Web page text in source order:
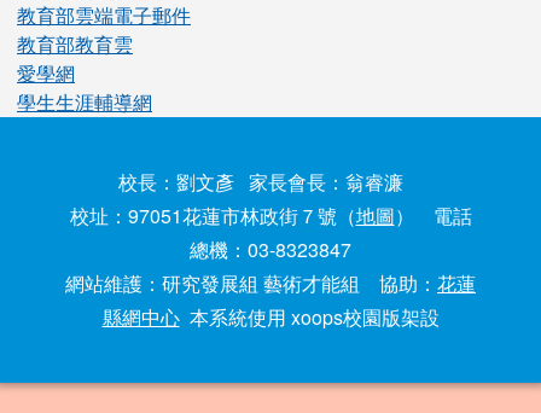
教育部雲端電子郵件
教育部教育雲
愛學網
學生生涯輔導網
校長：劉文彥 家長會長：翁睿濂
校址：97051花蓮市林政街７號（地圖） 電話
總機：03-8323847
網站維護：研究發展組 藝術才能組 協助： 花蓮
縣網中心本系統使用 xoops校園版架設